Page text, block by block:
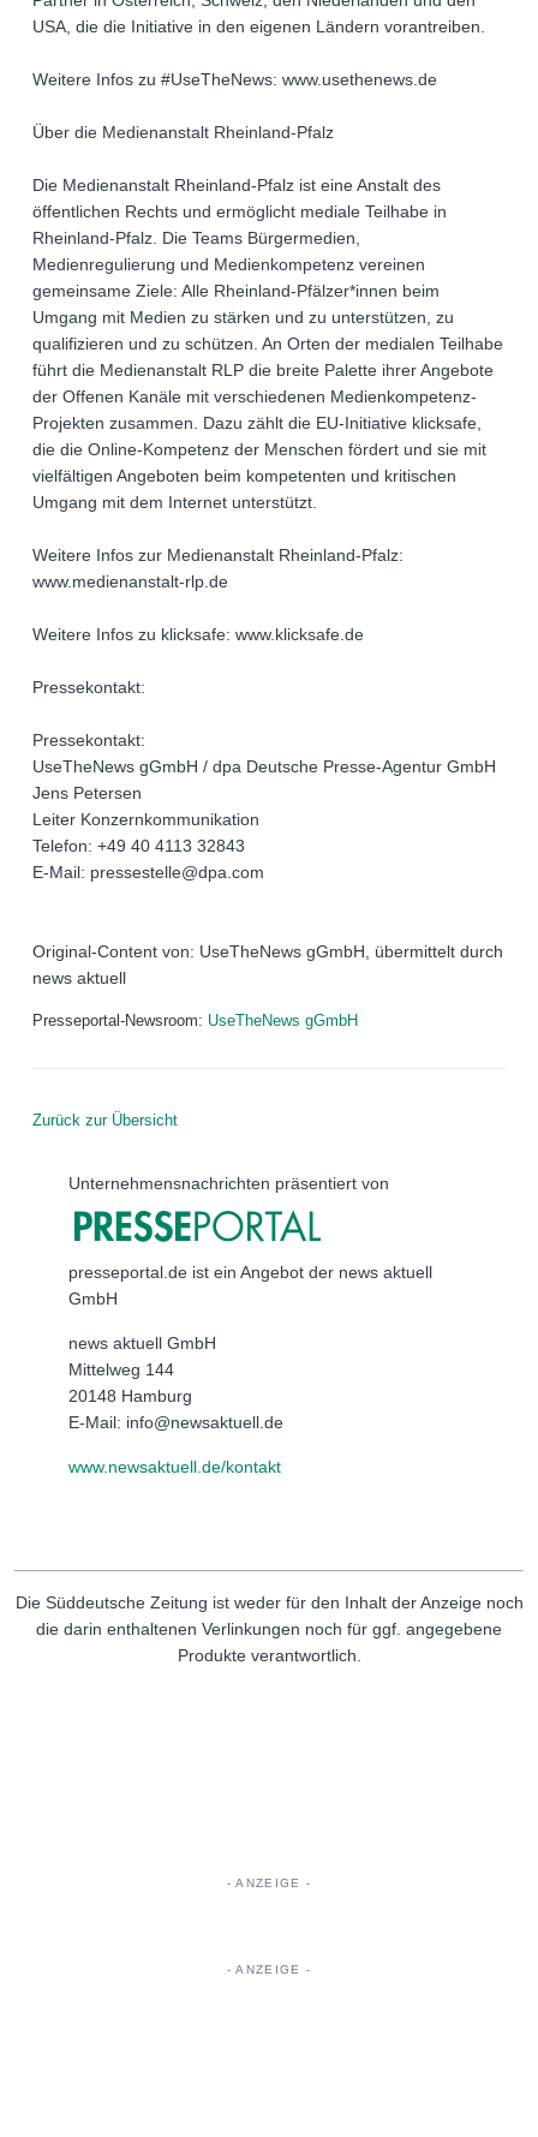
USA, die die Initiative in den eigenen Ländern vorantreiben.
Weitere Infos zu #UseTheNews: www.usethenews.de
Über die Medienanstalt Rheinland-Pfalz
Die Medienanstalt Rheinland-Pfalz ist eine Anstalt des
öffentlichen Rechts und ermöglicht mediale Teilhabe in
Rheinland-Pfalz. Die Teams Bürgermedien,
Medienregulierung und Medienkompetenz vereinen
gemeinsame Ziele: Alle Rheinland-Pfälzer*innen beim
Umgang mit Medien zu stärken und zu unterstützen, zu
qualifizieren und zu schützen. An Orten der medialen Teilhabe
führt die Medienanstalt RLP die breite Palette ihrer Angebote
der Offenen Kanäle mit verschiedenen Medienkompetenz-
Projekten zusammen. Dazu zählt die EU-Initiative klicksafe,
die die Online-Kompetenz der Menschen fördert und sie mit
vielfältigen Angeboten beim kompetenten und kritischen
Umgang mit dem Internet unterstützt.
Weitere Infos zur Medienanstalt Rheinland-Pfalz:
www.medienanstalt-rlp.de
Weitere Infos zu klicksafe: www.klicksafe.de
Pressekontakt:
Pressekontakt:
UseTheNews gGmbH / dpa Deutsche Presse-Agentur GmbH
Jens Petersen
Leiter Konzernkommunikation
Telefon: +49 40 4113 32843
E-Mail: pressestelle@dpa.com
Original-Content von: UseTheNews gGmbH, übermittelt durch
news aktuell
Presseportal-Newsroom: UseTheNews gGmbH
Zurück zur Übersicht
Unternehmensnachrichten präsentiert von
presseportal.de ist ein Angebot der news aktuell
GmbH
news aktuell GmbH
Mittelweg 144
20148 Hamburg
E-Mail: info@newsaktuell.de
www.newsaktuell.de/kontakt
Die Süddeutsche Zeitung ist weder für den Inhalt der Anzeige noch
die darin enthaltenen Verlinkungen noch für ggf. angegebene
Produkte verantwortlich.